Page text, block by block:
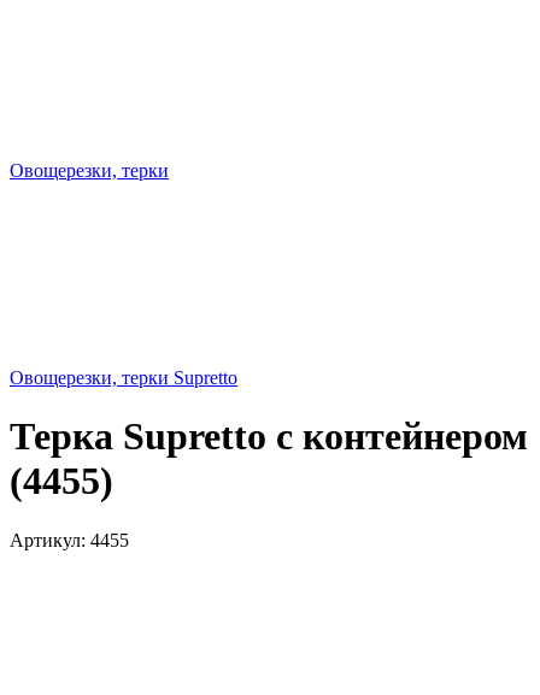
Овощерезки, терки
Овощерезки, терки Supretto
Терка Supretto с контейнером
(4455)
Артикул: 4455